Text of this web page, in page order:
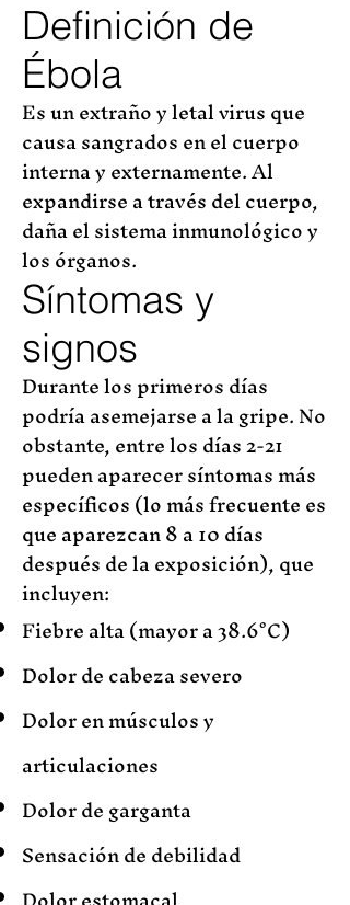
Definición de
Ébola
Es un extraño y letal virus que
causa sangrados en el cuerpo
interna y externamente. Al
expandirse a través del cuerpo,
daña el sistema inmunológico y
los órganos.
Síntomas y
signos
Durante los primeros días
podría asemejarse a la gripe. No
obstante, entre los días 2-21
pueden aparecer síntomas más
específicos (lo más frecuente es
que aparezcan 8 a 10 días
después de la exposición), que
incluyen:
Fiebre alta (mayor a 38.6°C)
Dolor de cabeza severo
Dolor en músculos y
articulaciones
Dolor de garganta
Sensación de debilidad